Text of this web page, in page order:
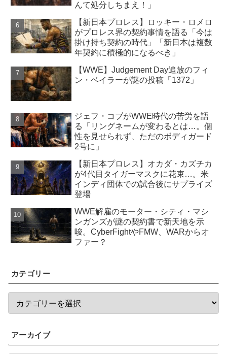
んて処分しちまえ！」
【新日本プロレス】ロッキー・ロメロ
がプロレス界の契約事情を語る「今は
掛け持ち契約の時代」「新日本は複数
年契約に積極的になるべき」
【WWE】Judgement Day追放のフィ
ン・ベイラーが謎の投稿「1372」
ジェフ・コブがWWE時代の苦労を語
る「リングネームが変わるとは…。個
性を見せられず、ただのボディガード
2号に」
【新日本プロレス】オカダ・カズチカ
が4代目タイガーマスクに花束…。米
インディ団体での試合後にサプライズ
登場
WWE解雇のモーター・シティ・マシ
ンガンズが謎の契約書で新天地を示
唆。CyberFightやFMW、WARからオ
ファー？
カテゴリー
アーカイブ